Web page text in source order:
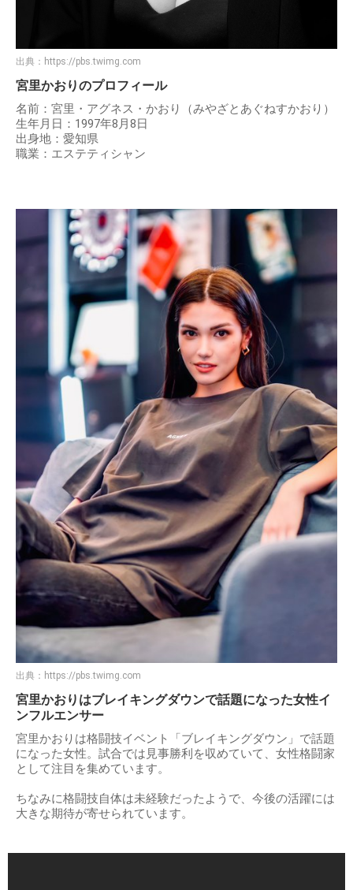
出典： https://pbs.twimg.com
宮里かおりのプロフィール
名前：宮里・アグネス・かおり（みやざとあぐねすかおり）
生年月日：1997年8月8日
出身地：愛知県
職業：エステティシャン
出典： https://pbs.twimg.com
宮里かおりはブレイキングダウンで話題になった女性イ
ンフルエンサー
宮里かおりは格闘技イベント「ブレイキングダウン」で話題
になった女性。試合では見事勝利を収めていて、女性格闘家
として注目を集めています。
ちなみに格闘技自体は未経験だったようで、今後の活躍には
大きな期待が寄せられています。